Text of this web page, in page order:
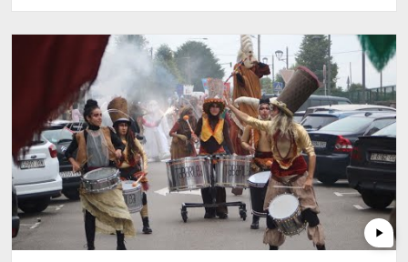
play_arrow